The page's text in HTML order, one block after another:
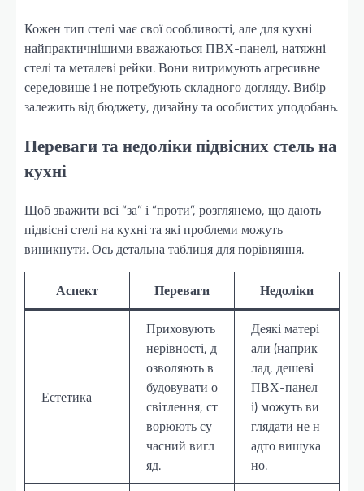
Кожен тип стелі має свої особливості, але для кухні
найпрактичнішими вважаються ПВХ-панелі, натяжні
стелі та металеві рейки. Вони витримують агресивне
середовище і не потребують складного догляду. Вибір
залежить від бюджету, дизайну та особистих уподобань.
Переваги та недоліки підвісних стель на
кухні
Щоб зважити всі “за” і “проти”, розглянемо, що дають
підвісні стелі на кухні та які проблеми можуть
виникнути. Ось детальна таблиця для порівняння.
Аспект Переваги Недоліки
Естетика
Приховують
нерівності, д
озволяють в
будовувати о
світлення, ст
ворюють су
часний вигл
яд.
Деякі матері
али (наприк
лад, дешеві
ПВХ-панел
і) можуть ви
глядати не н
адто вишука
но.